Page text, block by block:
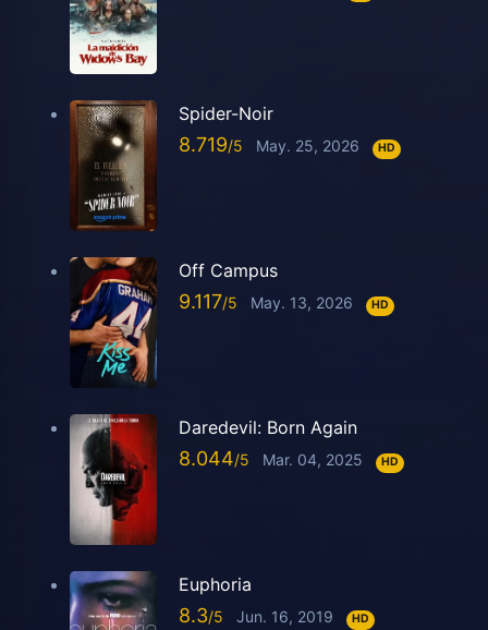
Spider-Noir
8.719 May. 25, 2026 HD
Off Campus
9.117 May. 13, 2026 HD
Daredevil: Born Again
8.044 Mar. 04, 2025 HD
Euphoria
8.3 Jun. 16, 2019 HD